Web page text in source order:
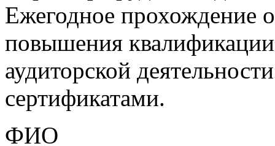
Ежегодное прохождение
повышения
аудиторской
сертификатами.
ФИО